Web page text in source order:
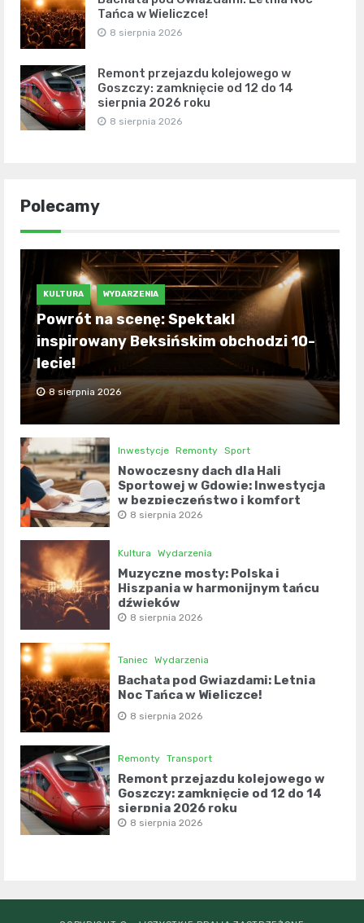
Tańca w Wieliczce!
8 sierpnia 2026
Remont przejazdu kolejowego w
Goszczy: zamknięcie od 12 do 14
sierpnia 2026 roku
8 sierpnia 2026
Polecamy
KULTURA WYDARZENIA
Powrót na scenę: Spektakl
inspirowany Beksińskim obchodzi 10-
lecie!
8 sierpnia 2026
Inwestycje Remonty Sport
Nowoczesny dach dla Hali
Sportowej w Gdowie: Inwestycja
w bezpieczeństwo i komfort
8 sierpnia 2026
Kultura Wydarzenia
Muzyczne mosty: Polska i
Hiszpania w harmonijnym tańcu
dźwięków
8 sierpnia 2026
Taniec Wydarzenia
Bachata pod Gwiazdami: Letnia
Noc Tańca w Wieliczce!
8 sierpnia 2026
Remonty Transport
Remont przejazdu kolejowego w
Goszczy: zamknięcie od 12 do 14
sierpnia 2026 roku
8 sierpnia 2026